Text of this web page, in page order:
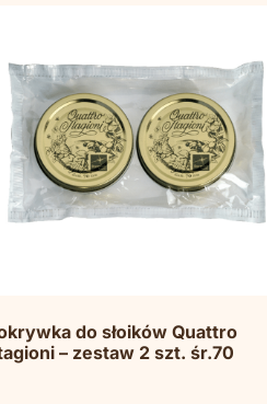
do słoików Quattro
– zestaw 2 szt. śr.70